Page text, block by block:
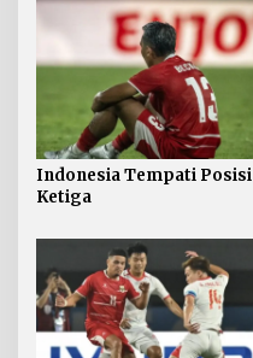
Indonesia Tempati Posisi
Ketiga